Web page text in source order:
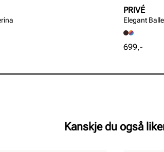
PRIVÉ
Elegant
Pris
699,-
Kanskje du også